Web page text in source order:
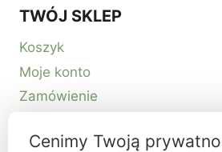
TWÓJ SKLEP
Koszyk
Moje konto
Zamówienie
Cenimy Twoją